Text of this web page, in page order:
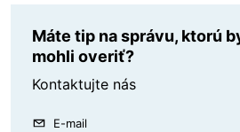
Máte tip na správu, ktorú
mohli overiť?
Kontaktujte nás
E-mail